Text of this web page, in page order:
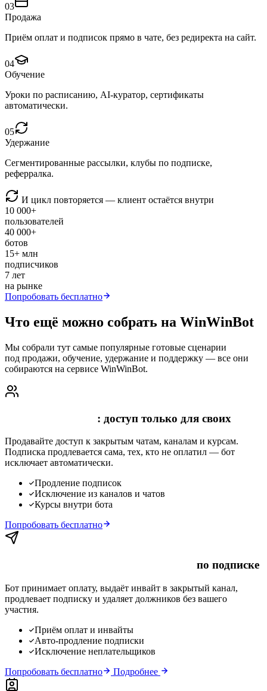
03
Продажа
Приём оплат и подписок прямо в чате, без редиректа на сайт.
04
Обучение
Уроки по расписанию, AI‑куратор, сертификаты
автоматически.
05
Удержание
Сегментированные рассылки, клубы по подписке,
реферралка.
И цикл повторяется — клиент остаётся внутри
10 000+
пользователей
40 000+
ботов
15+ млн
подписчиков
7 лет
на рынке
Попробовать бесплатно
Что ещё можно собрать на WinWinBot
Мы собрали тут самые популярные готовые сценарии
под продажи, обучение, удержание и поддержку — все они
собираются на сервисе WinWinBot.
: доступ только для своих
Продавайте доступ к закрытым чатам, каналам и курсам.
Подписка продлевается сама, тех, кто не оплатил — бот
исключает автоматически.
Продление подписок
Исключение из каналов и чатов
Курсы внутри бота
Попробовать бесплатно
по подписке
Бот принимает оплату, выдаёт инвайт в закрытый канал,
продлевает подписку и удаляет должников без вашего
участия.
Приём оплат и инвайты
Авто-продление подписки
Исключение неплательщиков
Попробовать бесплатно
Подробнее